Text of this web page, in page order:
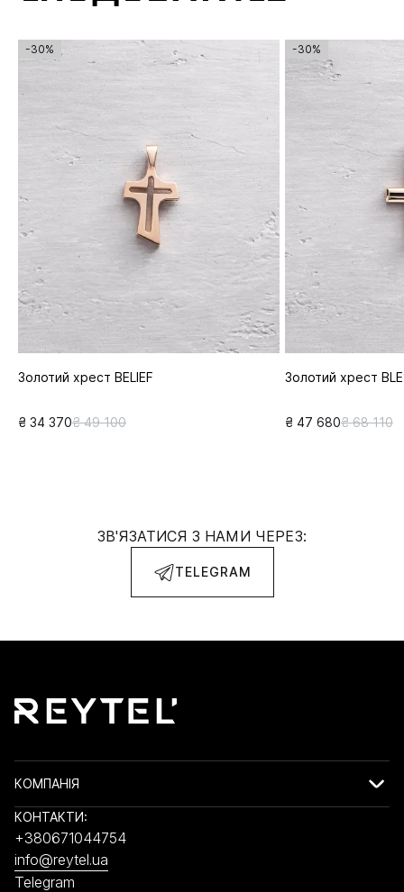
-30%
Золотий хрест BELIEF
₴ 34 370₴ 49 100
-30%
Золотий хрест
₴ 47 680₴ 68 110
ЗВ'ЯЗАТИСЯ З НАМИ ЧЕРЕЗ:
TELEGRAM
КОМПАНІЯ
КОНТАКТИ:
+380671044754
info@reytel.ua
Telegram